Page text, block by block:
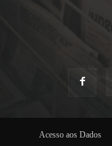
Acesso aos Dados